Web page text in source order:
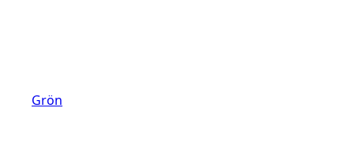
Grön